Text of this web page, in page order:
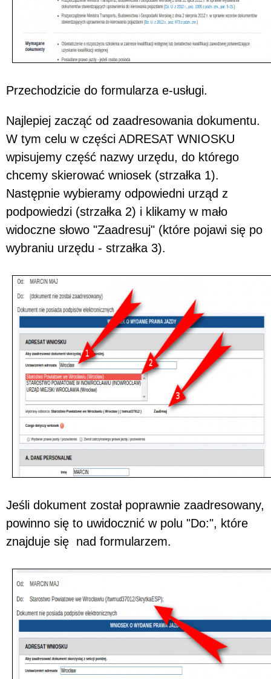
Przechodzicie do formularza e-usługi.
Najlepiej zacząć od zaadresowania dokumentu.
W tym celu w części ADRESAT WNIOSKU
wpisujemy część nazwy urzędu, do którego
chcemy skierować wniosek (strzałka 1).
Następnie wybieramy odpowiedni urząd z
podpowiedzi (strzałka 2) i klikamy w mało
widoczne słowo "Zaadresuj" (które pojawi się po
wybraniu urzędu - strzałka 3).
Jeśli dokument został poprawnie zaadresowany,
powinno się to uwidocznić w polu "Do:", które
znajduje się nad formularzem.